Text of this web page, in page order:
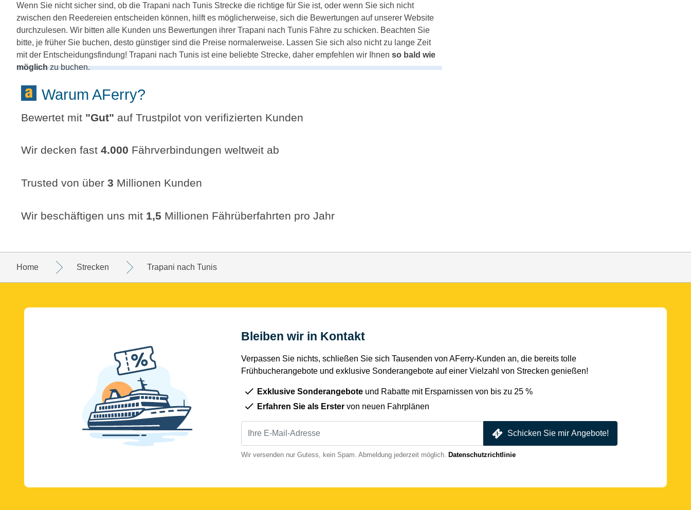
Wenn Sie nicht sicher sind, ob die Trapani nach Tunis Strecke die richtige für Sie ist, oder wenn Sie sich nicht
zwischen den Reedereien entscheiden können, hilft es möglicherweise, sich die Bewertungen auf unserer Website
durchzulesen. Wir bitten alle Kunden uns Bewertungen ihrer Trapani nach Tunis Fähre zu schicken. Beachten Sie
bitte, je früher Sie buchen, desto günstiger sind die Preise normalerweise. Lassen Sie sich also nicht zu lange Zeit
mit der Entscheidungsfindung! Trapani nach Tunis ist eine beliebte Strecke, daher empfehlen wir Ihnen so bald wie
möglichzu buchen.
Warum AFerry?
Bewertet mit "Gut" auf Trustpilot von verifizierten Kunden
Wir decken fast 4.000 Fährverbindungen weltweit ab
Trusted von über 3 Millionen Kunden
Wir beschäftigen uns mit 1,5 Millionen Fährüberfahrten pro Jahr
Home Strecken Trapani nach Tunis
Bleiben wir in Kontakt
Verpassen Sie nichts, schließen Sie sich Tausenden von AFerry-Kunden an, die bereits tolle
Frühbucherangebote und exklusive Sonderangebote auf einer Vielzahl von Strecken genießen!
Exklusive Sonderangebote und Rabatte mit Ersparnissen von bis zu 25 %
Erfahren Sie als Erster von neuen Fahrplänen
Schicken Sie mir Angebote!
Wir versenden nur Gutess, kein Spam. Abmeldung jederzeit möglich. Datenschutzrichtlinie